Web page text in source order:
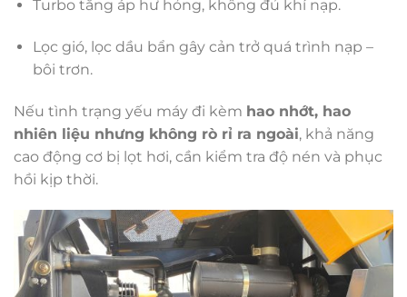
Turbo tăng áp hư hỏng, không đủ khí nạp.
Lọc gió, lọc dầu bẩn gây cản trở quá trình nạp –
bôi trơn.
Nếu tình trạng yếu máy đi kèm hao nhớt, hao
nhiên liệu nhưng không rò rỉ ra ngoài, khả năng
cao động cơ bị lọt hơi, cần kiểm tra độ nén và phục
hồi kịp thời.